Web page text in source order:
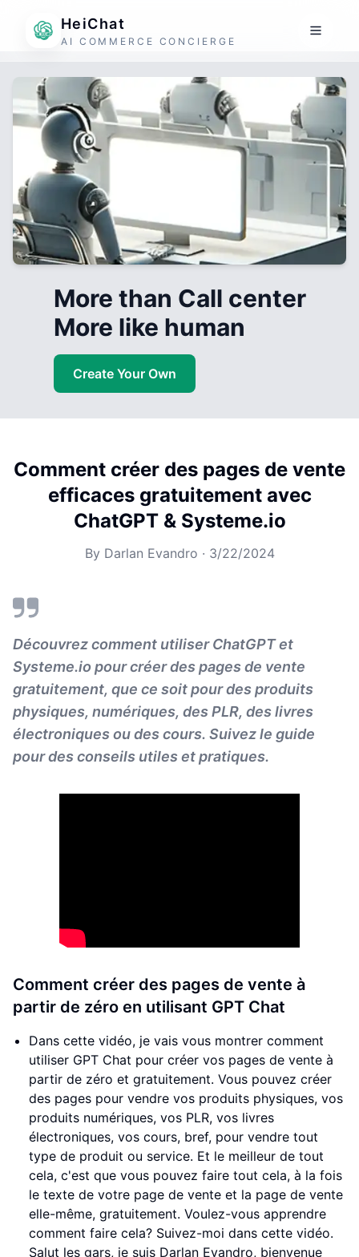
HeiChat
AI COMMERCE CONCIERGE
More than Call center
More like human
Create Your Own
Comment créer des pages de vente
efficaces gratuitement avec
ChatGPT & Systeme.io
By Darlan Evandro · 3/22/2024
Découvrez comment utiliser ChatGPT et
Systeme.io pour créer des pages de vente
gratuitement, que ce soit pour des produits
physiques, numériques, des PLR, des livres
électroniques ou des cours. Suivez le guide
pour des conseils utiles et pratiques.
Comment créer des pages de vente à
partir de zéro en utilisant GPT Chat
Dans cette vidéo, je vais vous montrer comment
utiliser GPT Chat pour créer vos pages de vente à
partir de zéro et gratuitement. Vous pouvez créer
des pages pour vendre vos produits physiques, vos
produits numériques, vos PLR, vos livres
électroniques, vos cours, bref, pour vendre tout
type de produit ou service. Et le meilleur de tout
cela, c'est que vous pouvez faire tout cela, à la fois
le texte de votre page de vente et la page de vente
elle-même, gratuitement. Voulez-vous apprendre
comment faire cela? Suivez-moi dans cette vidéo.
Salut les gars, je suis Darlan Evandro, bienvenue